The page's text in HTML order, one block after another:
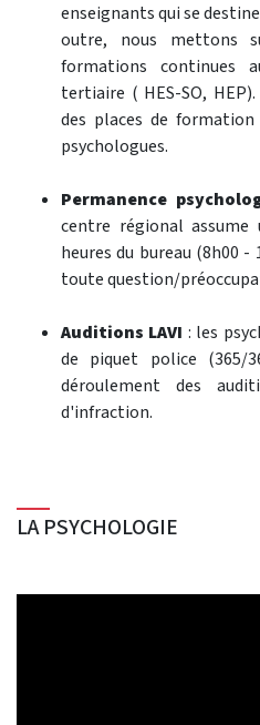
enseignants qui se
outre, nous mettons
formations continues
tertiaire ( HES-SO,
des places de
psychologues.
Permanence
centre régional assume
heures du bureau (8h00
toute question/
Auditions LAVI : les
de piquet police (365/
déroulement des
d'infraction.
LA PSYCHOLOGIE